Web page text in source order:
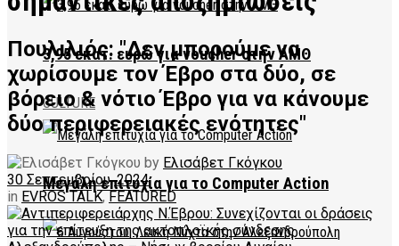
3,95 εκατ. ευρώ για voucher στην ΑΜΘ
CULTURE
Μεγάλη επιτυχία για το Computer Action
Πουλιλιός: "Δεν μπορούμε να
χωρίσουμε τον Έβρο στα δύο, σε
βόρειο & νότιο Έβρο για να κάνουμε
δύο περιφερειακές ενότητες"
by Ελισάβετ Γκόγκου
30 Σεπτεμβρίου, 2024
in EVROS TALK,FEATURED